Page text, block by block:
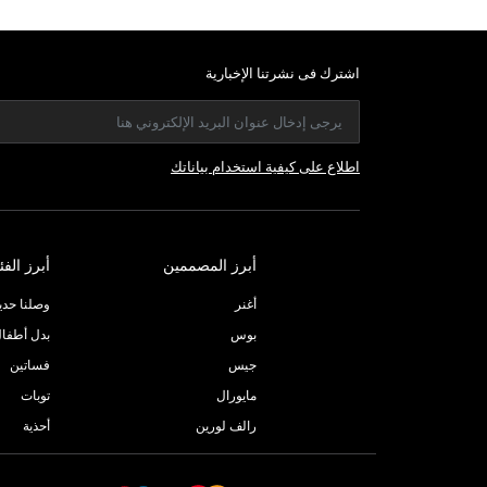
اشترك فى نشرتنا الإخبارية
اطلاع على كيفية استخدام بياناتك
أبرز المصممين
أغنر
بوس
جيس
مايورال
رالف لورين
أبرز
وصلنا
بدل
فساتين
توبات
أحذية